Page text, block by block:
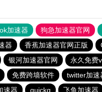
加速器 狗急加速器官网
器 香蕉加速器官网正版
银河加速器官网 永久免费
免费跨墙软件 twitter加速
速器 quickq 飞鱼加速器